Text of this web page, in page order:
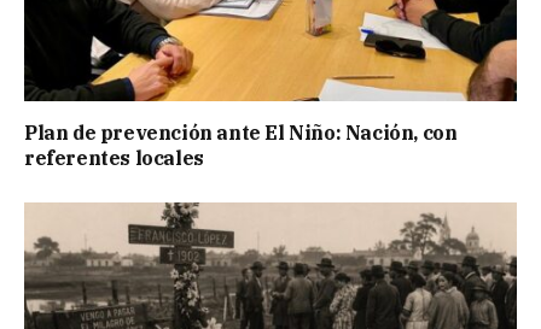
Plan de prevención ante El Niño: Nación, con
referentes locales